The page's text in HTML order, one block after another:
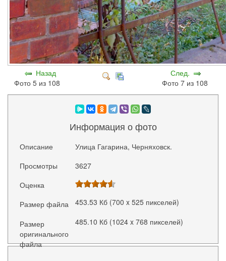
Назад
Фото 5 из 108
След.
Фото 7 из 108
Информация о фото
Описание
Улица Гагарина, Черняховск.
Просмотры
3627
Оценка
Размер файла
453.53 Кб (700 x 525 пикселей)
Размер
оригинального
файла
485.10 Кб (1024 x 768 пикселей)